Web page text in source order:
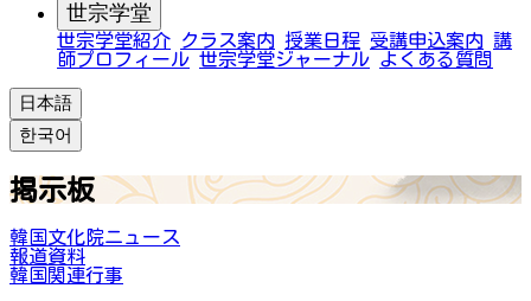
世宗学堂
世宗学堂紹介 クラス案内 授業日程 受講申込案内 講
師プロフィール 世宗学堂ジャーナル よくある質問
日本語
한국어
掲示板
韓国文化院ニュース
報道資料
韓国関連行事